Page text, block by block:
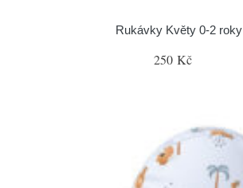
Rukávky Květy 0-2 roky
250 Kč